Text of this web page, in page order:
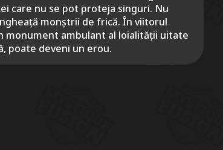
care nu se pot proteja singuri. Nu
monștrii de frică. În viitorul
monument ambulant al loialității uitate
poate deveni un erou.